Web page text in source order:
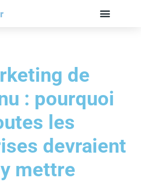
de
: pourquoi
les
devraient
mettre